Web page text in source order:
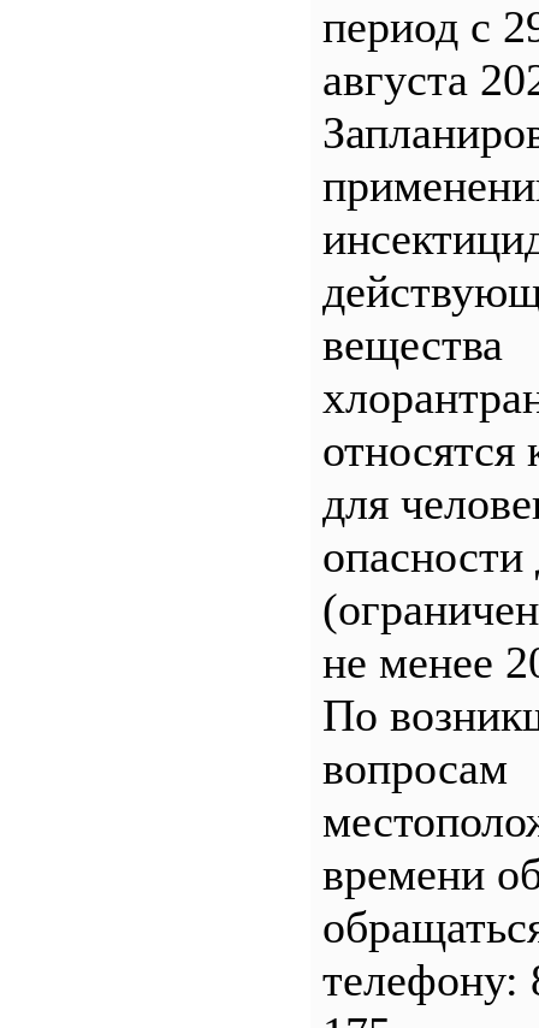
период с
августа
вещества
относятся
для
опасности
не менее
По
вопросам
времени
телефону: